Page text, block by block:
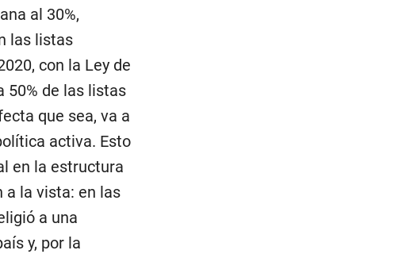
al 30%,
las listas
con la Ley de
50% de las listas
que sea, va a
activa. Esto
en la estructura
a la vista: en las
a una
y, por la